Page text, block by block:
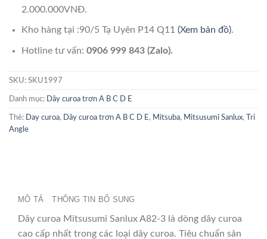
2.000.000VNĐ.
Kho hàng tại :90/5 Tạ Uyên P14 Q11 (Xem bản đồ).
Hotline tư vấn: 0906 999 843 (Zalo).
SKU: SKU1997
Danh mục: Dây curoa trơn A B C D E
Thẻ: Day curoa, Dây curoa trơn A B C D E , Mitsuba, Mitsusumi Sanlux,
Tri
Angle
MÔ TẢ THÔNG TIN BỔ SUNG
Dây curoa Mitsusumi Sanlux A82-3 là dòng dây curoa
cao cấp nhất trong các loại dây curoa. Tiêu chuẩn sản